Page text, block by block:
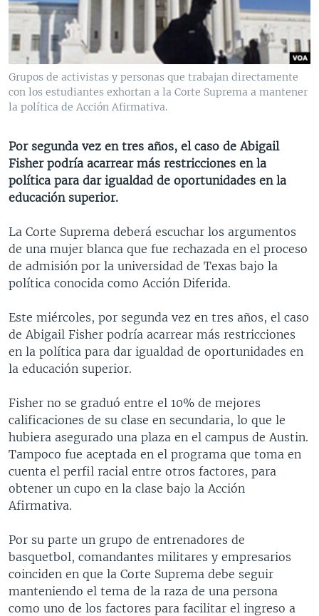
VENEZUELA
BRASIL
NICARAGUA
ECONOMÍA
ENTRETENIMIENTO Y CULTURA
TECNOLOGÍA
DEPORTES
CIENCIA Y SALUD
MULTIMEDIA
VIDEOS
FOTOGRAFÍA
AUDIOS
PROGRAMAS TV
EL MUNDO AL DÍA
FORO INTERAMERICANO
VISIÓN 360
LAS CLAVES
PANORAMA
RADIO
AVANCE INFORMATIVO
AUDIONOTICIAS
BUENOS DÍAS AMÉRICA
ESTADOS UNIDOS AL DÍA
EL MUNDO AL DÍA [RADIO]
DEPORTIVO INTERNACIONAL
NOTA ECONÓMICA
DIRECT
DOCUMENTALES DE LA VOA
Learning English
SÍGANOS
Idiomas
Grupos de activistas y personas que trabajan directamente
con los estudiantes exhortan a la Corte Suprema a mantener
la política de Acción Afirmativa.
Por segunda vez en tres años, el caso de Abigail
Fisher podría acarrear más restricciones en la
política para dar igualdad de oportunidades en la
educación superior.
La Corte Suprema deberá escuchar los argumentos
de una mujer blanca que fue rechazada en el proceso
de admisión por la universidad de Texas bajo la
política conocida como Acción Diferida.
Este miércoles, por segunda vez en tres años, el caso
de Abigail Fisher podría acarrear más restricciones
en la política para dar igualdad de oportunidades en
la educación superior.
Fisher no se graduó entre el 10% de mejores
calificaciones de su clase en secundaria, lo que le
hubiera asegurado una plaza en el campus de Austin.
Tampoco fue aceptada en el programa que toma en
cuenta el perfil racial entre otros factores, para
obtener un cupo en la clase bajo la Acción
Afirmativa.
Por su parte un grupo de entrenadores de
basquetbol, comandantes militares y empresarios
coinciden en que la Corte Suprema debe seguir
manteniendo el tema de la raza de una persona
como uno de los factores para facilitar el ingreso a